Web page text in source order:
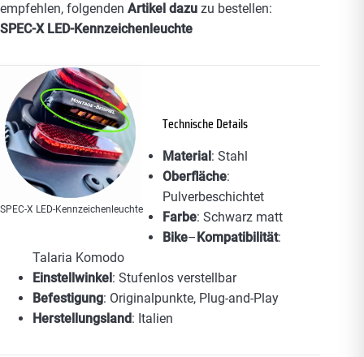
empfehlen, folgenden Artikel dazu zu bestellen:
SPEC-X LED-Kennzeichenleuchte
SPEC-X LED-Kennzeichenleuchte
Technische Details
Material: Stahl
Oberfläche:
Pulverbeschichtet
Farbe: Schwarz matt
Bike–Kompatibilität:
Talaria Komodo
Einstellwinkel: Stufenlos verstellbar
Befestigung: Originalpunkte, Plug‑and‑Play
Herstellungsland: Italien